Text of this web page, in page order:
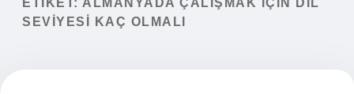
ETIKET: ALMANYADA ÇALIŞMAK IÇIN DIL
SEVIYESI KAÇ OLMALI